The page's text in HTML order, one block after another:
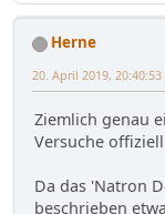
Herne
20. April 2019, 20:40:53
Ziemlich genau
Versuche
Da das 'Natron
beschrieben